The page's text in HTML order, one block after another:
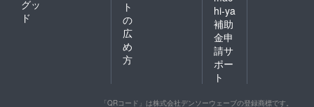
グッ
ド
ト
の
広
め
方
hi-ya
補助
金申
請サ
ポー
ト
「QRコード」は株式会社デンソーウェーブの登録商標です。